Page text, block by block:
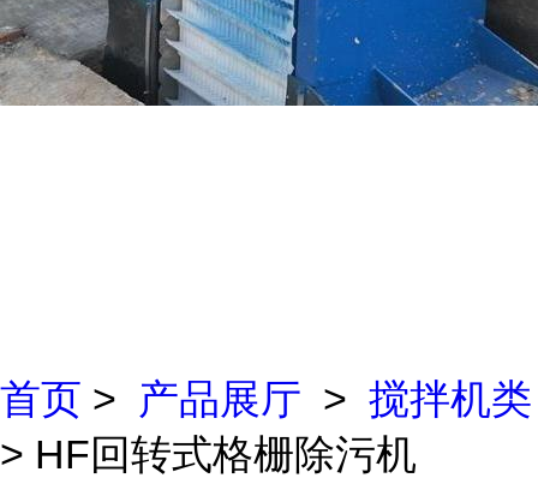
首页 > 产品展厅 > 搅拌机类
> HF回转式格栅除污机